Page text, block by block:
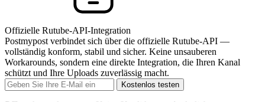
Offizielle Rutube-API-Integration
Postmypost verbindet sich über die offizielle Rutube-API —
vollständig konform, stabil und sicher. Keine unsauberen
Workarounds, sondern eine direkte Integration, die Ihren Kanal
schützt und Ihre Uploads zuverlässig macht.
Kostenlos testen